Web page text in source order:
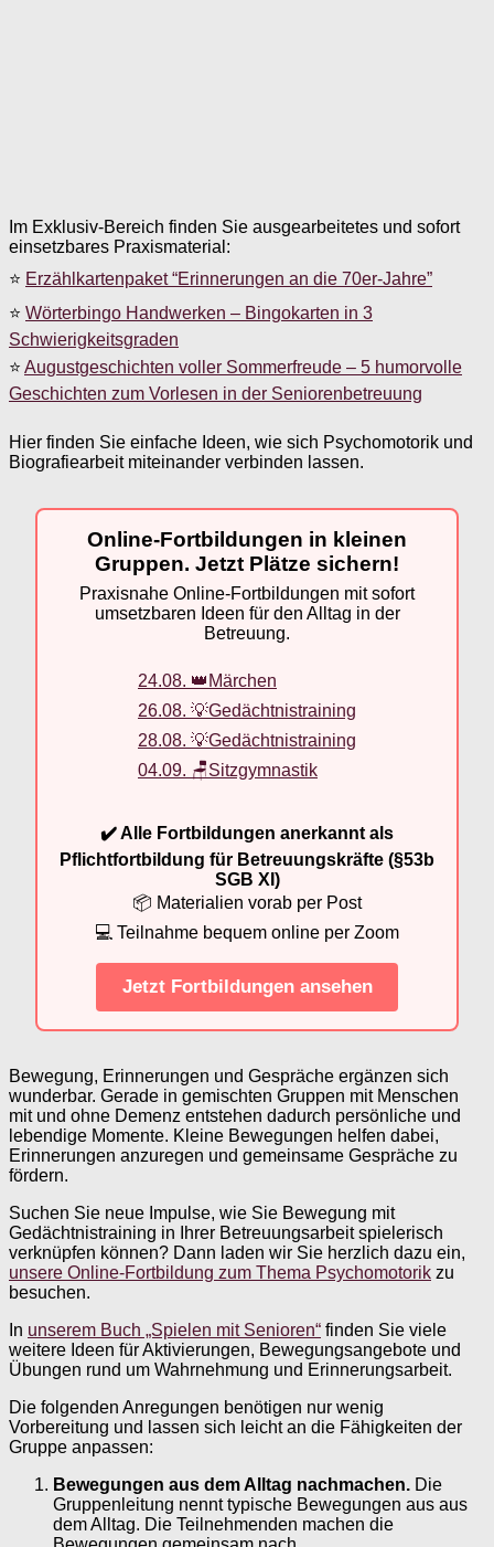
Im Exklusiv-Bereich finden Sie ausgearbeitetes und sofort
einsetzbares Praxismaterial:
⭐ Erzählkartenpaket “Erinnerungen an die 70er-Jahre”
⭐ Wörterbingo Handwerken – Bingokarten in 3
Schwierigkeitsgraden
⭐ Augustgeschichten voller Sommerfreude – 5 humorvolle
Geschichten zum Vorlesen in der Seniorenbetreuung
Hier finden Sie einfache Ideen, wie sich Psychomotorik und
Biografiearbeit miteinander verbinden lassen.
Online-Fortbildungen in kleinen
Gruppen. Jetzt Plätze sichern!
Praxisnahe Online-Fortbildungen mit sofort
umsetzbaren Ideen für den Alltag in der
Betreuung.
24.08. 👑Märchen
26.08. 💡Gedächtnistraining
28.08. 💡Gedächtnistraining
04.09. 🪑Sitzgymnastik
✔️ Alle Fortbildungen anerkannt als
Pflichtfortbildung für Betreuungskräfte (§53b
SGB XI)
📦 Materialien vorab per Post
💻 Teilnahme bequem online per Zoom
Jetzt Fortbildungen ansehen
Bewegung, Erinnerungen und Gespräche ergänzen sich
wunderbar. Gerade in gemischten Gruppen mit Menschen
mit und ohne Demenz entstehen dadurch persönliche und
lebendige Momente. Kleine Bewegungen helfen dabei,
Erinnerungen anzuregen und gemeinsame Gespräche zu
fördern.
Suchen Sie neue Impulse, wie Sie Bewegung mit
Gedächtnistraining in Ihrer Betreuungsarbeit spielerisch
verknüpfen können? Dann laden wir Sie herzlich dazu ein,
unsere Online-Fortbildung zum Thema Psychomotorik zu
besuchen.
In unserem Buch „Spielen mit Senioren“ finden Sie viele
weitere Ideen für Aktivierungen, Bewegungsangebote und
Übungen rund um Wahrnehmung und Erinnerungsarbeit.
Die folgenden Anregungen benötigen nur wenig
Vorbereitung und lassen sich leicht an die Fähigkeiten der
Gruppe anpassen:
Bewegungen aus dem Alltag nachmachen. Die
Gruppenleitung nennt typische Bewegungen aus aus
dem Alltag. Die Teilnehmenden machen die